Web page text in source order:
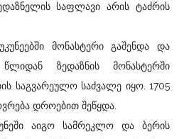
საფლავი არის ტაძრის
მონასტერი გაშენდა და
ზედაზნის მონასტერში
საგვარეულო საძვალე იყო. 1705
დროებით შეწყდა.
სამრეკლო და ბერის